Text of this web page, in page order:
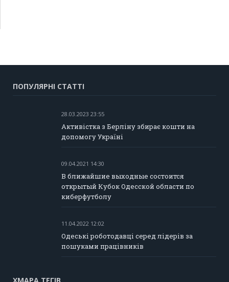
ПОПУЛЯРНІ СТАТТІ
28.03.2023 23:55
Активістка з Берліну збирає кошти на
допомогу Україні
09.04.2021 14:30
В ближайшие выходные состоится
открытый Кубок Одесской области по
киберфутболу
11.04.2022 12:02
Одеські роботодавці серед лідерів за
пошуками працівників